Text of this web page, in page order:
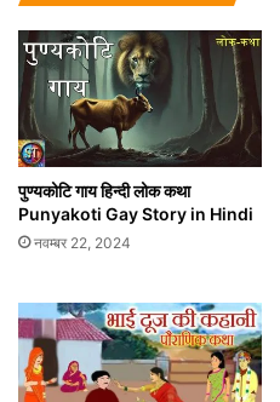
पुण्यकोटि गाय हिन्दी लोक कथा
Punyakoti Gay Story in Hindi
नवम्बर 22, 2024